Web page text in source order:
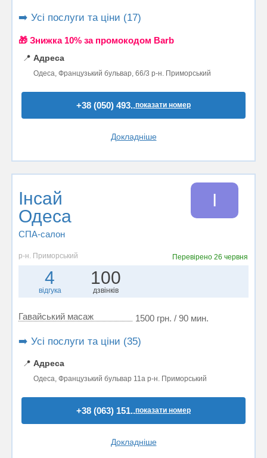
➡️ Усі послуги та ціни (17)
🎁 Знижка 10% за промокодом Barb
📍 Адреса
Одеса, Французький бульвар, 66/3 р-н. Приморський
+38 (050) 493..показати номер
Докладніше
Інсай
Одеса
СПА-салон
І
р-н. Приморський Перевірено26 червня
4
відгука
100
дзвінків
Гавайський масаж 1500 грн. / 90 мин.
➡️ Усі послуги та ціни (35)
📍 Адреса
Одеса, Французький бульвар 11а р-н. Приморський
+38 (063) 151..показати номер
Докладніше